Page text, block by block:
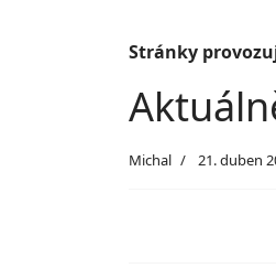
Stránky
Michal 21. duben